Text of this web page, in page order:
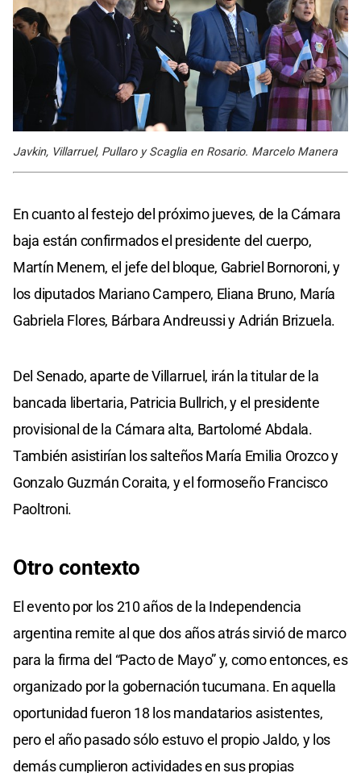
Javkin, Villarruel, Pullaro y Scaglia en Rosario. Marcelo Manera
En cuanto al festejo del próximo jueves, de la Cámara
baja están confirmados el presidente del cuerpo,
Martín Menem, el jefe del bloque, Gabriel Bornoroni, y
los diputados Mariano Campero, Eliana Bruno, María
Gabriela Flores, Bárbara Andreussi y Adrián Brizuela.
Del Senado, aparte de Villarruel, irán la titular de la
bancada libertaria, Patricia Bullrich, y el presidente
provisional de la Cámara alta, Bartolomé Abdala.
También asistirían los salteños María Emilia Orozco y
Gonzalo Guzmán Coraita, y el formoseño Francisco
Paoltroni.
Otro contexto
El evento por los 210 años de la Independencia
argentina remite al que dos años atrás sirvió de marco
para la firma del “Pacto de Mayo” y, como entonces, es
organizado por la gobernación tucumana. En aquella
oportunidad fueron 18 los mandatarios asistentes,
pero el año pasado sólo estuvo el propio Jaldo, y los
demás cumplieron actividades en sus propias